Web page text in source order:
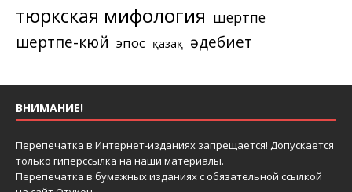
тюркская мифология шертпе
шертпе-кюй эпос қазақ әдебиет
ВНИМАНИЕ!
Перепечатка в Интернет-изданиях запрещается! Допускается
только гиперссылка на наши материалы.
Перепечатка в бумажных изданиях с обязательной ссылкой